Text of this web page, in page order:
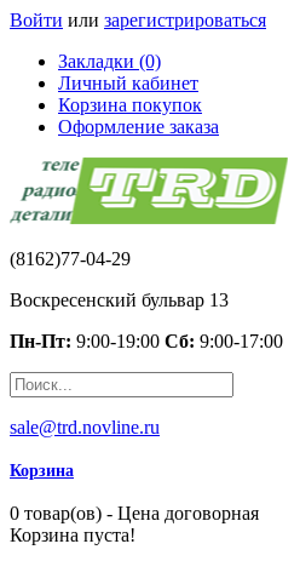
Войти или зарегистрироваться
Закладки (0)
Личный кабинет
Корзина покупок
Оформление заказа
(8162)77-04-29
Воскресенский бульвар 13
Пн-Пт: 9:00-19:00 Сб: 9:00-17:00
sale@trd.novline.ru
Корзина
0 товар(ов) - Цена договорная
Корзина пуста!